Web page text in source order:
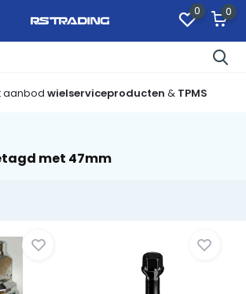
0 0
aanbod wielserviceproducten & TPMS
met 47mm